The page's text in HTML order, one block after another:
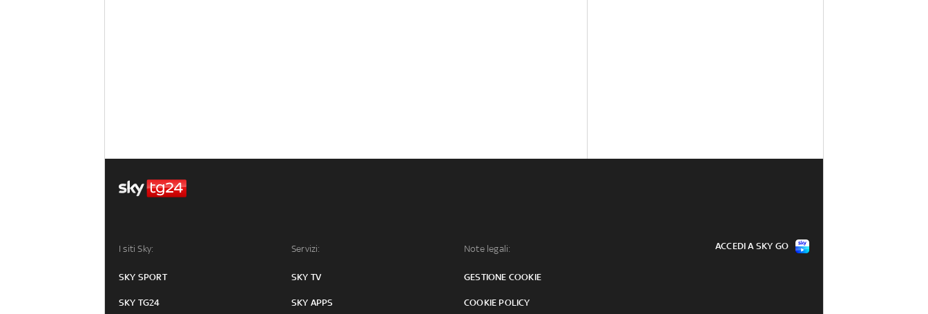
I siti Sky:
SKY SPORT
SKY TG24
Servizi:
SKY TV
SKY APPS
Note legali:
GESTIONE COOKIE
COOKIE POLICY
ACCEDI A SKY GO